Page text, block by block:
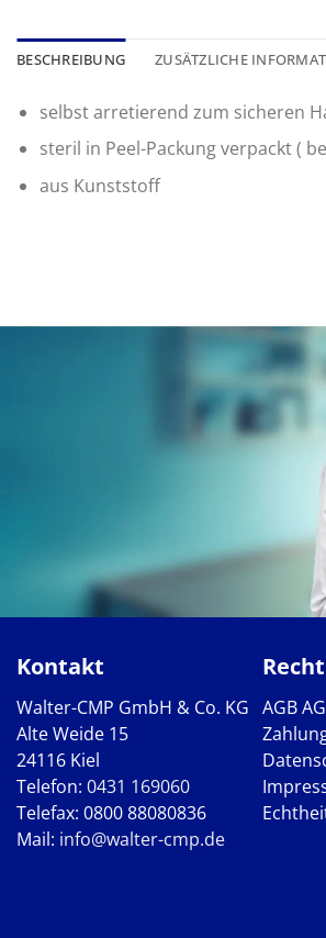
BESCHREIBUNG ZUSÄTZLICHE
selbst arretierend zum sicheren
steril in Peel-Packung verpackt (
aus Kunststoff
Kontakt
Walter-CMP GmbH & Co. KG
Alte Weide 15
24116 Kiel
Telefon: 0431 169060
Telefax: 0800 88080836
Mail: info@walter-cmp.de
AGB